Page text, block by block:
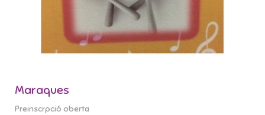
Maraques
Preinscrpció oberta